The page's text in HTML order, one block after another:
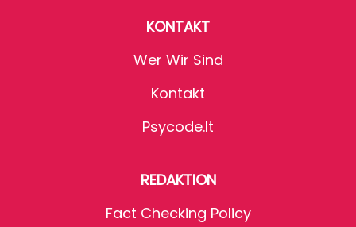
KONTAKT
Wer Wir Sind
Kontakt
Psycode.it
REDAKTION
Fact Checking Policy